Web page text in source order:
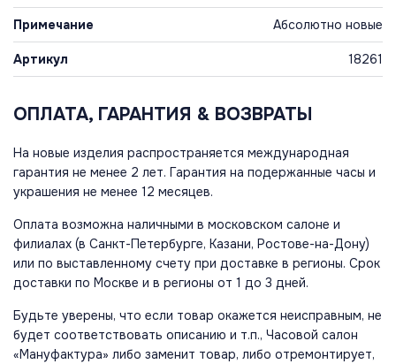
Примечание Абсолютно новые
Артикул 18261
ОПЛАТА, ГАРАНТИЯ & ВОЗВРАТЫ
На новые изделия распространяется международная
гарантия не менее 2 лет. Гарантия на подержанные часы и
украшения не менее 12 месяцев.
Оплата возможна наличными в московском салоне и
филиалах (в Санкт-Петербурге, Казани, Ростове-на-Дону)
или по выставленному счету при доставке в регионы. Срок
доставки по Москве и в регионы от 1 до 3 дней.
Будьте уверены, что если товар окажется неисправным, не
будет соответствовать описанию и т.п., Часовой салон
«Мануфактура» либо заменит товар, либо отремонтирует,